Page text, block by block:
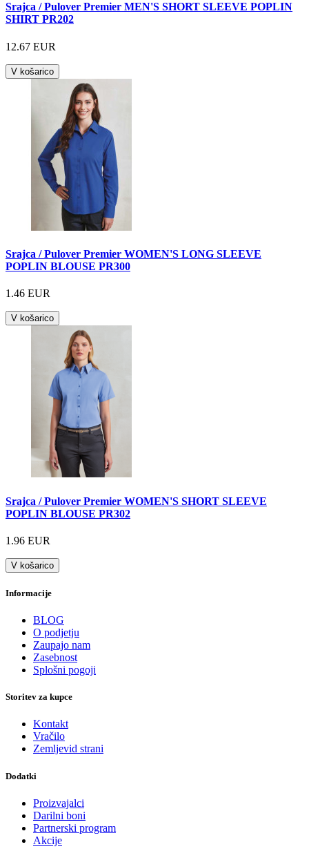
Srajca / Pulover Premier MEN'S SHORT SLEEVE POPLIN
SHIRT PR202
12.67 EUR
V košarico
Srajca / Pulover Premier WOMEN'S LONG SLEEVE
POPLIN BLOUSE PR300
1.46 EUR
V košarico
Srajca / Pulover Premier WOMEN'S SHORT SLEEVE
POPLIN BLOUSE PR302
1.96 EUR
V košarico
Informacije
BLOG
O podjetju
Zaupajo nam
Zasebnost
Splošni pogoji
Storitev za kupce
Kontakt
Vračilo
Zemljevid strani
Dodatki
Proizvajalci
Darilni boni
Partnerski program
Akcije